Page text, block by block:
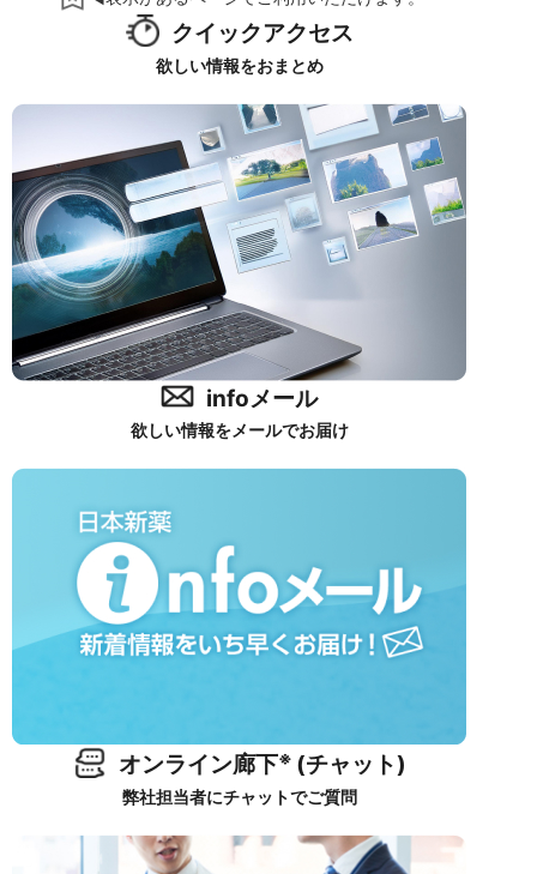
クイックアクセス
欲しい情報をおまとめ
infoメール
欲しい情報をメールでお届け
オンライン廊下※ (チャット)
弊社担当者にチャットでご質問